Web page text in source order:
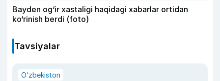
Bayden og‘ir xastaligi haqidagi xabarlar ortidan
ko‘rinish berdi (foto)
Tavsiyalar
O‘zbekiston